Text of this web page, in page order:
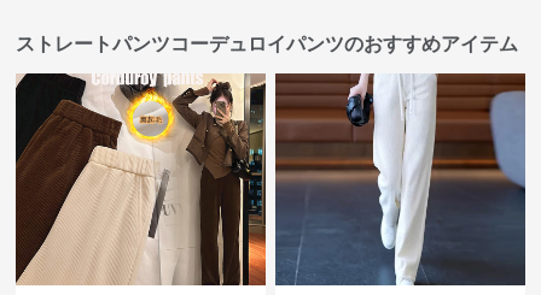
ストレートパンツコーデュロイパンツのおすすめアイテム